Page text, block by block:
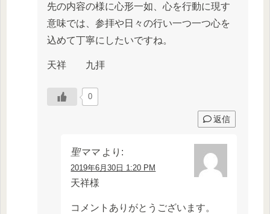
先の内容の様に心形一如、心を行動に現す
意味では、参拝や日々の行い一つ一つ心を
込めて丁寧にしたいですね。
天祥 九拝
0
返信
聖ママ より:
2019年6月30日 1:20 PM
天祥様
コメントありがとうございます。